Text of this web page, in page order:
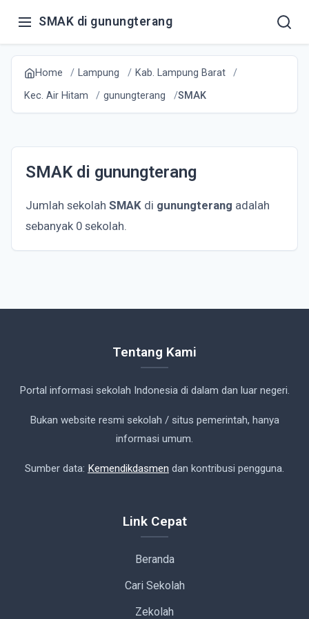
SMAK di gunungterang
Home Lampung
Kab. Lampung Barat
Kec. Air Hitam
gunungterang SMAK
SMAK di gunungterang
Jumlah sekolah SMAK di gunungterang adalah
sebanyak 0 sekolah.
Tentang Kami
Portal informasi sekolah Indonesia di dalam dan luar negeri.
Bukan website resmi sekolah / situs pemerintah, hanya
informasi umum.
Sumber data: Kemendikdasmen dan kontribusi pengguna.
Link Cepat
Beranda
Cari Sekolah
Zekolah